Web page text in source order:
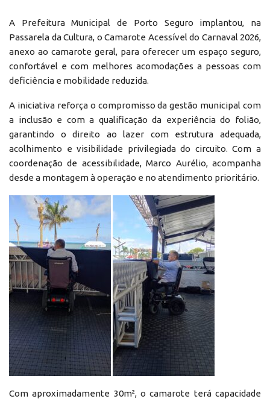
A Prefeitura Municipal de Porto Seguro implantou, na
Passarela da Cultura, o Camarote Acessível do Carnaval 2026,
anexo ao camarote geral, para oferecer um espaço seguro,
confortável e com melhores acomodações a pessoas com
deficiência e mobilidade reduzida.
A iniciativa reforça o compromisso da gestão municipal com
a inclusão e com a qualificação da experiência do folião,
garantindo o direito ao lazer com estrutura adequada,
acolhimento e visibilidade privilegiada do circuito. Com a
coordenação de acessibilidade, Marco Aurélio, acompanha
desde a montagem à operação e no atendimento prioritário.
Com aproximadamente 30m², o camarote terá capacidade